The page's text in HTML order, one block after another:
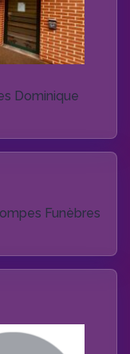
Dominique
Funèbres